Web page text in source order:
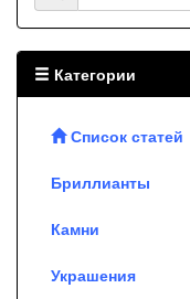
Категории
Список статей
Бриллианты
Камни
Украшения